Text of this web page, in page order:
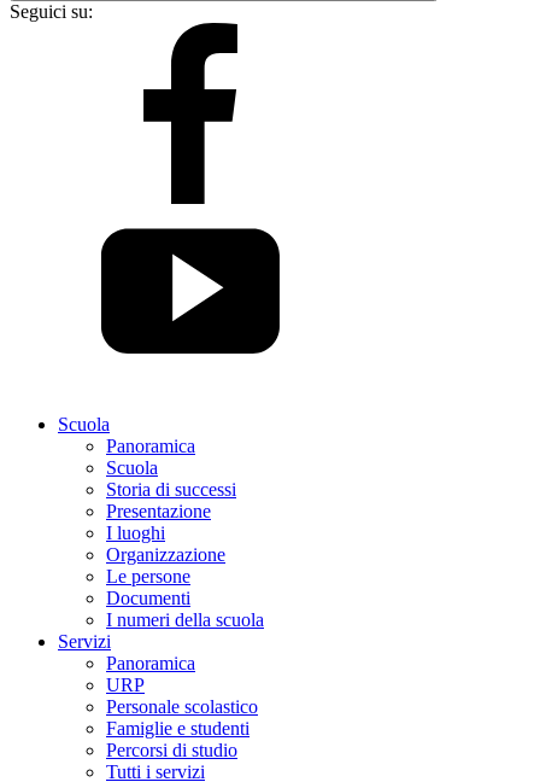
Seguici su:
Scuola
Panoramica
Scuola
Storia di successi
Presentazione
I luoghi
Organizzazione
Le persone
Documenti
I numeri della scuola
Servizi
Panoramica
URP
Personale scolastico
Famiglie e studenti
Percorsi di studio
Tutti i servizi